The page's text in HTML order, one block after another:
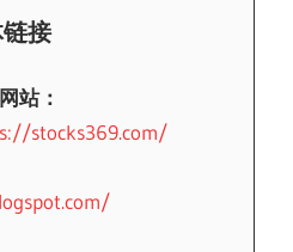
接
站：
stocks369.com/